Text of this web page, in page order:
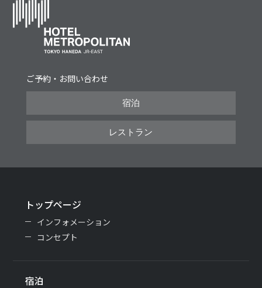
ご予約・お問い合わせ
宿泊
レストラン
トップページ
インフォメーション
コンセプト
宿泊